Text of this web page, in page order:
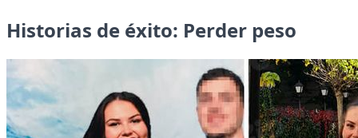
Historias de éxito: Perder peso